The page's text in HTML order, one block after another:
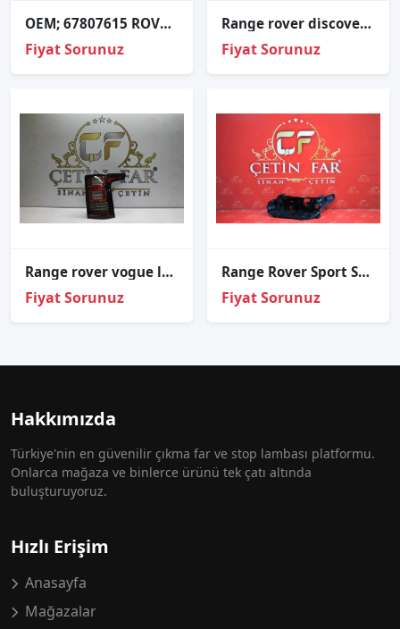
OEM; 67807615 ROVER 400 SOL SİS FAR OEM; 67807615
Fiyat Sorunuz
Range rover di̇scovery far beyni̇ orj çıkma lk72-13e005-ab
Fiyat Sorunuz
Range rover vogue l405 led sağ stop sökme l90006904
Fiyat Sorunuz
Range Rover Sport Sol Far Kasasi 13-17
Fiyat Sorunuz
Hakkımızda
Türkiye'nin en güvenilir çıkma far ve stop lambası platformu.
Onlarca mağaza ve binlerce ürünü tek çatı altında
buluşturuyoruz.
Hızlı Erişim
Anasayfa
Mağazalar